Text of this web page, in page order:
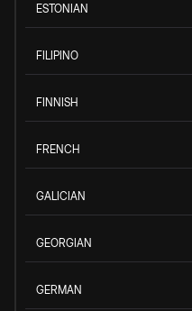
ESTONIAN
FILIPINO
FINNISH
FRENCH
GALICIAN
GEORGIAN
GERMAN